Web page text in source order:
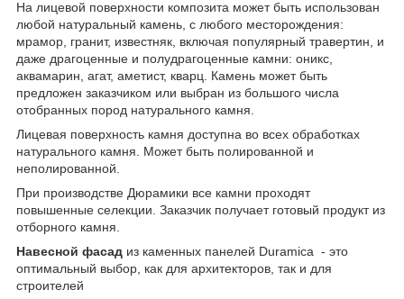
На лицевой поверхности композита может быть использован
любой натуральный камень, с любого месторождения:
мрамор, гранит, известняк, включая популярный травертин, и
даже драгоценные и полудрагоценные камни: оникс,
аквамарин, агат, аметист, кварц. Камень может быть
предложен заказчиком или выбран из большого числа
отобранных пород натурального камня.
Лицевая поверхность камня доступна во всех обработках
натурального камня. Может быть полированной и
неполированной.
При производстве Дюрамики все камни проходят
повышенные селекции. Заказчик получает готовый продукт из
отборного камня.
Навесной фасад из каменных панелей Duramica - это
оптимальный выбор, как для архитекторов, так и для
строителей